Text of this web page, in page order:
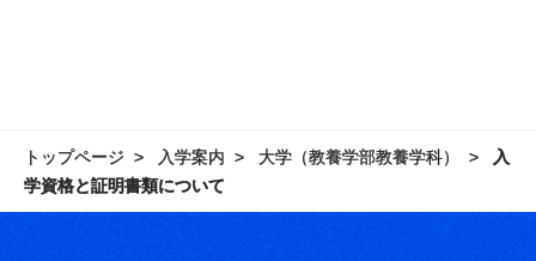
トップページ 入学案内 大学（教養学部教養学科）
入
学資格と証明書類について